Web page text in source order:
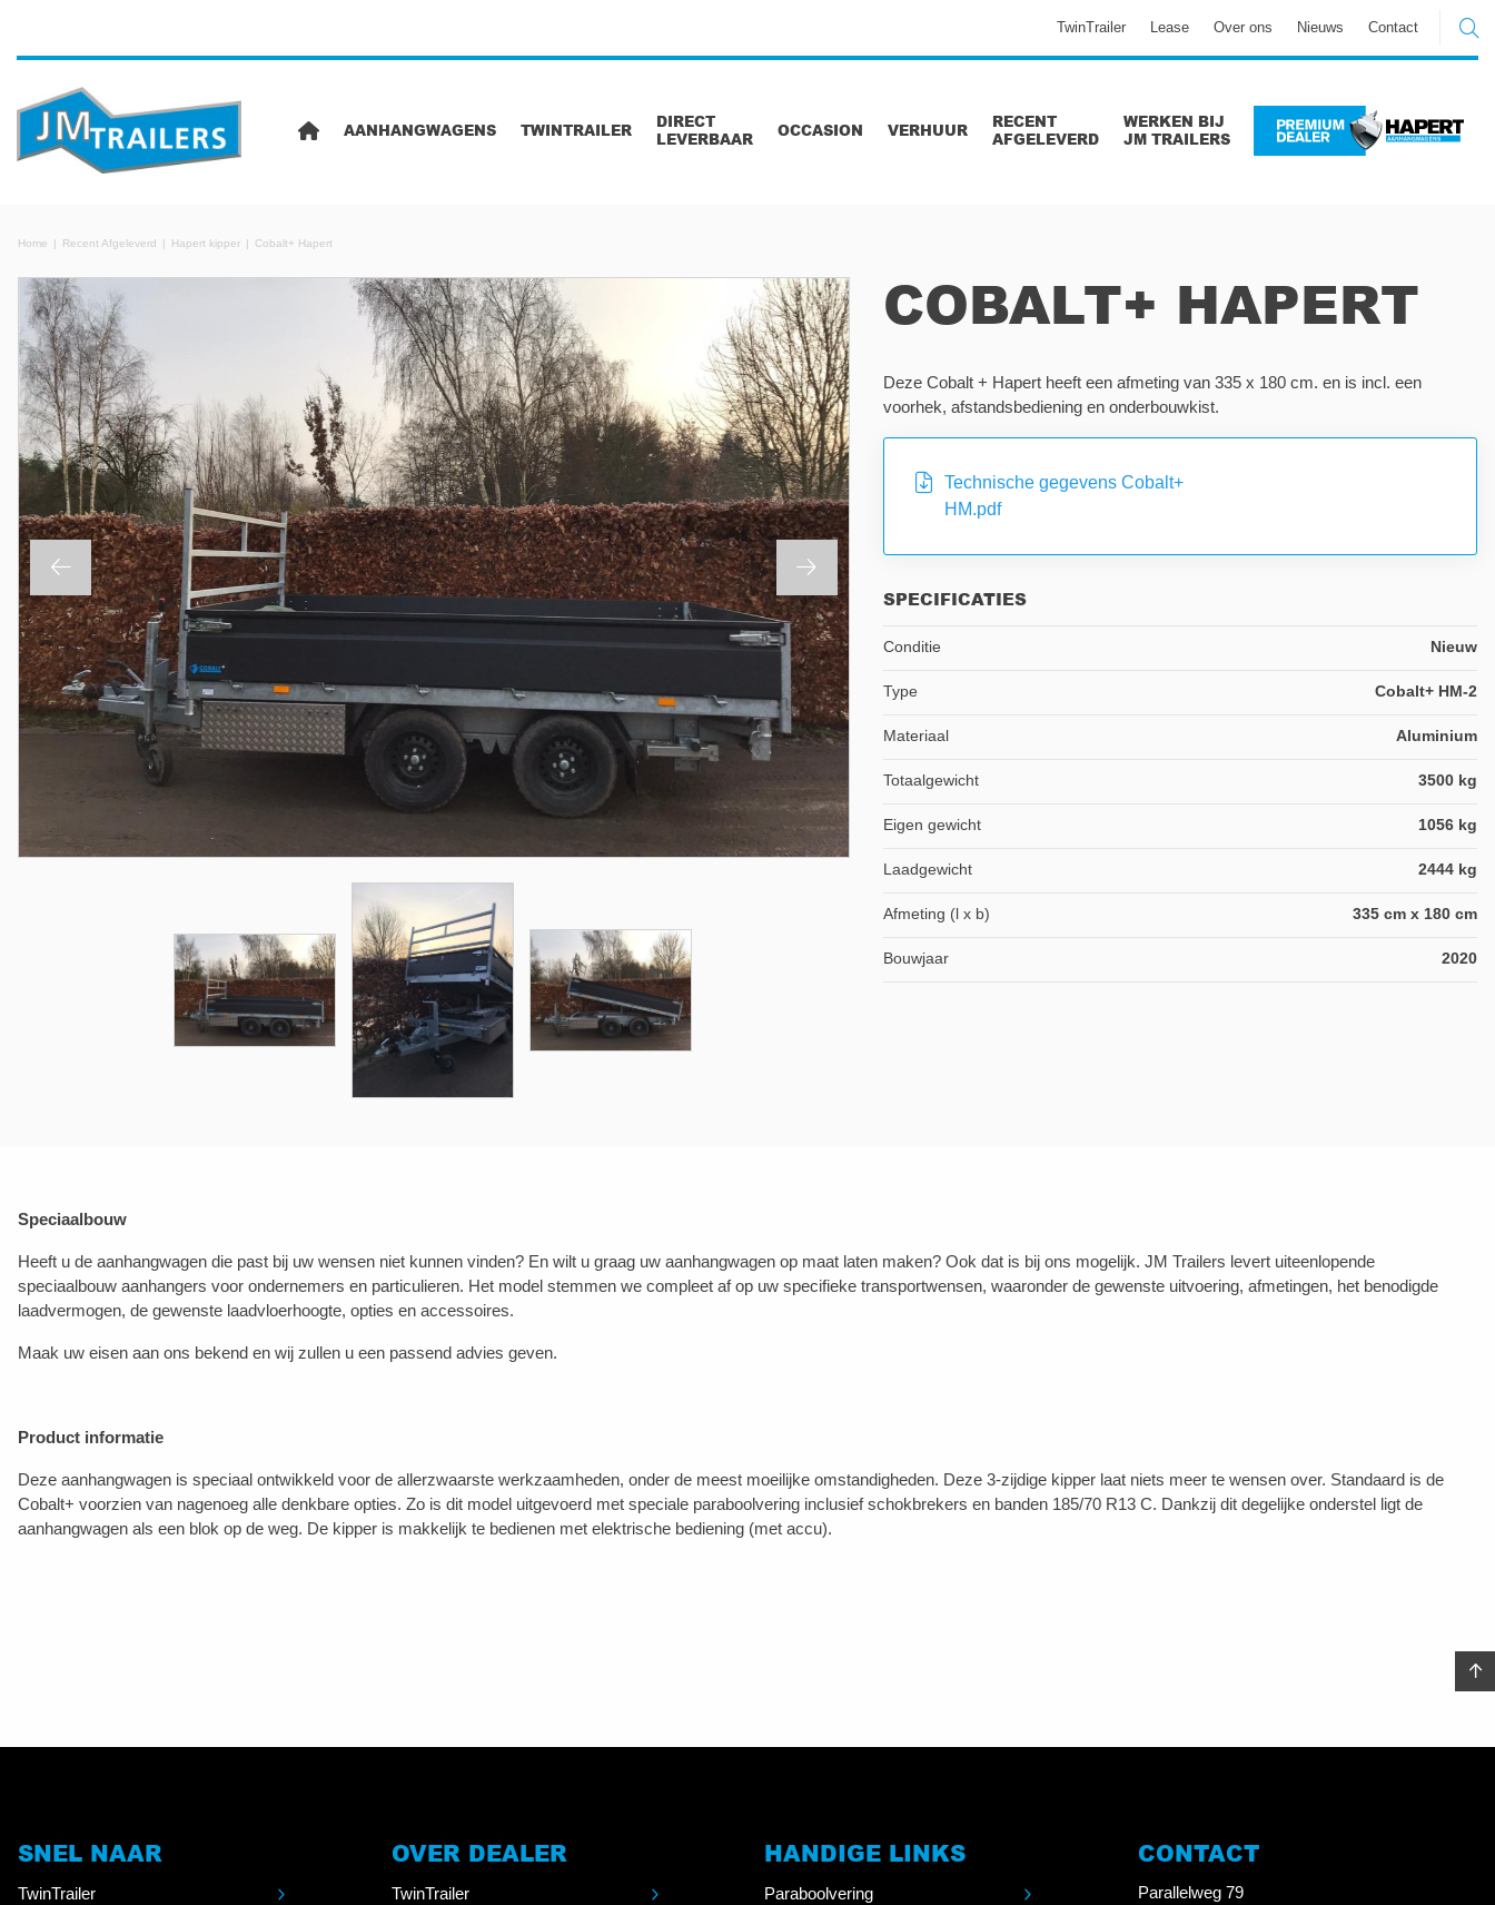
TwinTrailer Lease Over ons Nieuws Contact
AANHANGWAGENS TWINTRAILER
DIRECT
LEVERBAAR
OCCASION VERHUUR
RECENT
AFGELEVERD
WERKEN BIJ
JM TRAILERS
Home Recent Afgeleverd Hapert kipper Cobalt+ Hapert
COBALT+ HAPERT
Deze Cobalt + Hapert heeft een afmeting van 335 x 180 cm. en is incl. een
voorhek, afstandsbediening en onderbouwkist.
Technische gegevens Cobalt+
HM.pdf
SPECIFICATIES
Conditie Nieuw
Type Cobalt+ HM-2
Materiaal Aluminium
Totaalgewicht 3500 kg
Eigen gewicht 1056 kg
Laadgewicht 2444 kg
Afmeting (l x b) 335 cm x 180 cm
Bouwjaar 2020
Speciaalbouw
Heeft u de aanhangwagen die past bij uw wensen niet kunnen vinden? En wilt u graag uw aanhangwagen op maat laten maken? Ook dat is bij ons mogelijk. JM Trailers levert uiteenlopende
speciaalbouw aanhangers voor ondernemers en particulieren. Het model stemmen we compleet af op uw specifieke transportwensen, waaronder de gewenste uitvoering, afmetingen, het benodigde
laadvermogen, de gewenste laadvloerhoogte, opties en accessoires.
Maak uw eisen aan ons bekend en wij zullen u een passend advies geven.
Product informatie
Deze aanhangwagen is speciaal ontwikkeld voor de allerzwaarste werkzaamheden, onder de meest moeilijke omstandigheden. Deze 3-zijdige kipper laat niets meer te wensen over. Standaard is de
Cobalt+ voorzien van nagenoeg alle denkbare opties. Zo is dit model uitgevoerd met speciale paraboolvering inclusief schokbrekers en banden 185/70 R13 C. Dankzij dit degelijke onderstel ligt de
aanhangwagen als een blok op de weg. De kipper is makkelijk te bedienen met elektrische bediening (met accu).
SNEL NAAR
TwinTrailer
OVER DEALER
TwinTrailer
HANDIGE LINKS
Paraboolvering
CONTACT
Parallelweg 79